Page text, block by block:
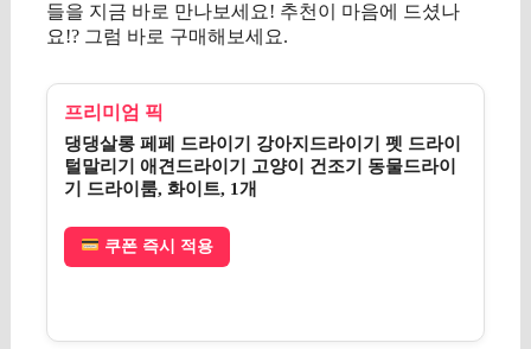
들을 지금 바로 만나보세요! 추천이 마음에 드셨나
요!? 그럼 바로 구매해보세요.
프리미엄 픽
댕댕살롱 페페 드라이기 강아지드라이기 펫 드라이
털말리기 애견드라이기 고양이 건조기 동물드라이
기 드라이룸, 화이트, 1개
쿠폰 즉시 적용